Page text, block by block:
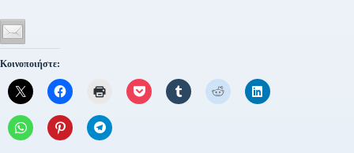
Κοινοποιήστε: